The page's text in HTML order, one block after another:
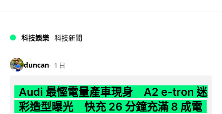
科技娛樂 科技新聞
duncan 1 日
Audi 最慳電量產車現身 A2 e-tron 迷
彩造型曝光 快充 26 分鐘充滿 8 成電